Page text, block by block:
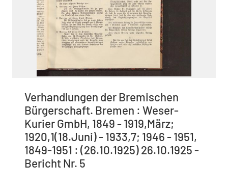
Verhandlungen der Bremischen
Bürgerschaft. Bremen : Weser-
Kurier GmbH, 1849 - 1919,März;
1920,1(18.Juni) - 1933,7; 1946 - 1951,
1849-1951 : (26.10.1925) 26.10.1925 -
Bericht Nr. 5